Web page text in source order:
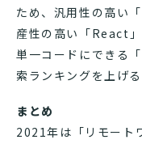
ため、汎用性の高い
産性の高い「React
単一コードにできる
索ランキングを上げ
まとめ
2021年は「リモート